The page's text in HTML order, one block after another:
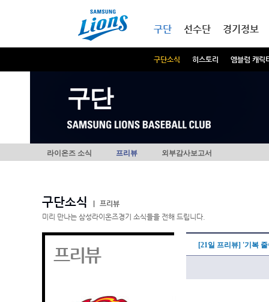
구단
구단소식 히스토리 엠블럼 캐릭
선수단 경기정보
구단
라이온즈 소식 프리뷰 외부감사보고서
구단소식
프리뷰
미리 만나는 삼성라이온즈경기 소식들을 전해 드립니다.
프리뷰 [21일 프리뷰] '기복